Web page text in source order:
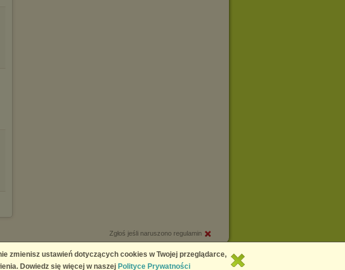
Zgłoś jeśli naruszono regulamin
Copyright © 2026Chomikuj.pl
zmienisz ustawień dotyczących cookies w Twojej przeglądarce,
Dowiedz się więcej w naszej Polityce Prywatności